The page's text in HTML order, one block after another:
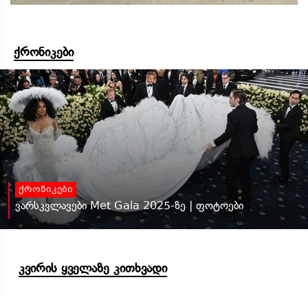
ქრონიკები
ქრონიკები
ვარსკვლავები Met Gala 2025-ზე | ფოტოები
კვირის ყველაზე კითხვადი